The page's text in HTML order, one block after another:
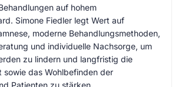
auf hohem
Simone Fiedler legt Wert auf
moderne Behandlungsmethoden,
und individuelle Nachsorge, um
zu lindern und langfristig die
sowie das Wohlbefinden der
Patienten zu stärken.